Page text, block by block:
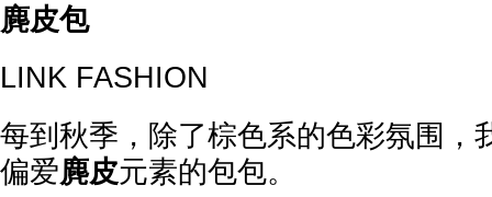
麂皮包
LINK FASHION
每到秋季，除了棕色系的色彩氛围，
偏爱麂皮元素的包包。